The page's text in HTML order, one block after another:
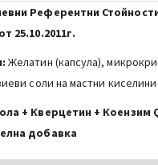
Референтни
25.10.2011г.
Желатин (капсула),
соли на мастни киселини
+ Кверцетин + Коензим
добавка